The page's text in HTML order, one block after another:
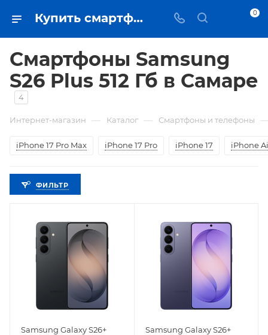
Купить смартфоны Samsung S26 Plus 512 Гб в Самаре - цена в iЧехол 0
Смартфоны Samsung
S26 Plus 512 Гб в Самаре
4
Интернет-магазин — Каталог — Смартфоны и телефоны
iPhone 17 Pro Max iPhone 17 Pro iPhone 17 iPhone
ФИЛЬТР
Samsung Galaxy S26+
Samsung Galaxy S26+